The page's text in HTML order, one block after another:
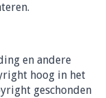
en andere
hoog in het
geschonden